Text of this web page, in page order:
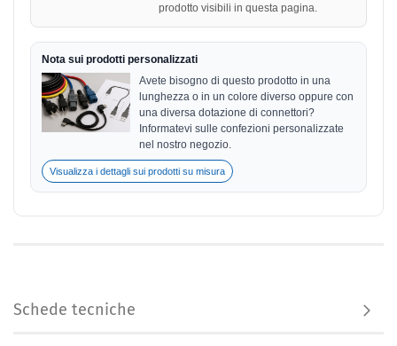
prodotto visibili in questa pagina.
Nota sui prodotti personalizzati
Avete bisogno di questo prodotto in una
lunghezza o in un colore diverso oppure con
una diversa dotazione di connettori?
Informatevi sulle confezioni personalizzate
nel nostro negozio.
Visualizza i dettagli sui prodotti su misura
Schede tecniche